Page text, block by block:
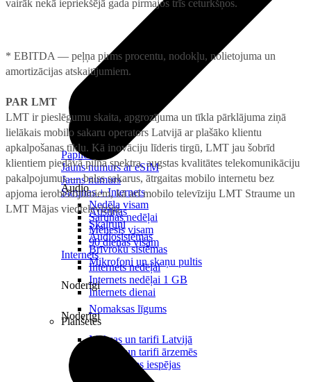
Papildināt
Jauns numurs ar eSIM
Jauns numurs
Sarunas + Internets
Nedēļa visam
Sarunas nedēļai
Mēnesis visam
90 dienas visam
Internets
Internets nedēļai
Internets nedēļai 1 GB
Internets dienai
Noderīgi
Maksas un tarifi Latvijā
Maksas un tarifi ārzemēs
LMT Kartes iespējas
Audio
Austiņas
Skaļruņi
Audiosistēmas
Brīvroku sistēmas
Mikrofoni un skaņu pultis
Noderīgi
Nomaksas līgums
Planšetes
vairāk nekā iepriekšējā gada pirmajos trīs ceturkšņos.
* EBITDA — peļņa pirms procentu, nodokļu, nolietojuma un
amortizācijas atskaitījumiem.
PAR LMT
LMT ir pieslēgumu skaita, apgrozījuma un tīkla pārklājuma ziņā
lielākais mobilo sakaru operators Latvijā ar plašāko klientu
apkalpošanas tīklu. Kā inovāciju līderis tirgū, LMT jau šobrīd
klientiem piedāvā pilna spektra, augstas kvalitātes telekomunikāciju
pakalpojumus — balss sakarus, ātrgaitas mobilo internetu bez
apjoma ierobežojumiem, kā arī mobilo televīziju LMT Straume un
LMT Mājas viedtelevīziju.